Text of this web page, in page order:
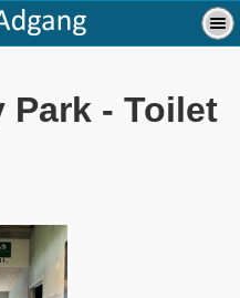
Park - Toilet